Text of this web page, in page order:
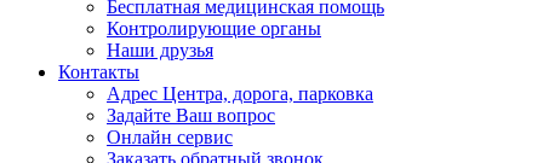
Бесплатная медицинская помощь
Контролирующие органы
Наши друзья
Контакты
Адрес Центра, дорога, парковка
Задайте Ваш вопрос
Онлайн сервис
Заказать обратный звонок